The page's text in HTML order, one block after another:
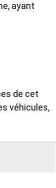
ayant
de cet
véhicules,